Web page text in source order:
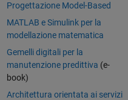
Progettazione Model-Based
MATLAB e Simulink per la
modellazione matematica
Gemelli digitali per la
manutenzione predittiva (e-
book)
Architettura orientata ai servizi